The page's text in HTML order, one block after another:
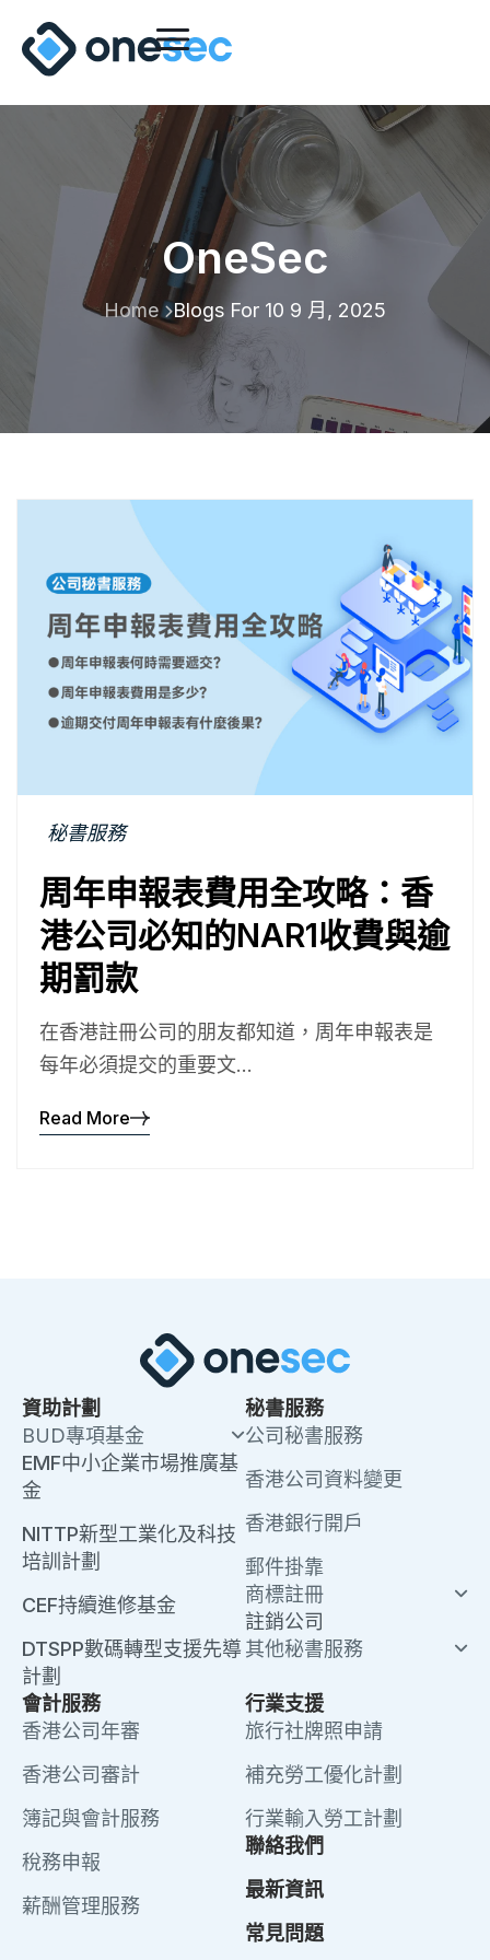
OneSec
Home Blogs For 10 9 月, 2025
秘書服務
周年申報表費用全攻略：香
港公司必知的NAR1收費與逾
期罰款
在香港註冊公司的朋友都知道，周年申報表是
每年必須提交的重要文...
Read More
資助計劃
BUD專項基金
EMF中小企業市場推廣基
金
NITTP新型工業化及科技
培訓計劃
CEF持續進修基金
DTSPP數碼轉型支援先導
計劃
秘書服務
公司秘書服務
香港公司資料變更
香港銀行開戶
郵件掛靠
商標註冊
註銷公司
其他秘書服務
會計服務
香港公司年審
香港公司審計
簿記與會計服務
稅務申報
薪酬管理服務
行業支援
旅行社牌照申請
補充勞工優化計劃
行業輸入勞工計劃
聯絡我們
最新資訊
常見問題